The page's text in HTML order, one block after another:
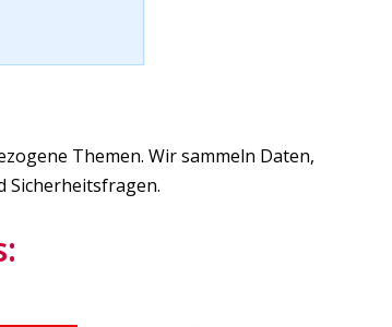
Themen. Wir sammeln Daten,
Sicherheitsfragen.